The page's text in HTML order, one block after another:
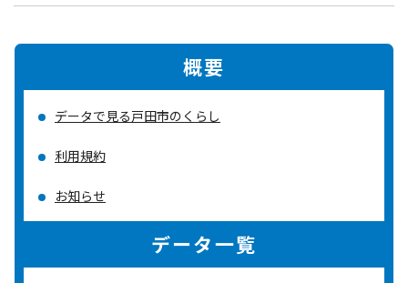
概要
データで見る戸田市のくらし
利用規約
お知らせ
データ一覧